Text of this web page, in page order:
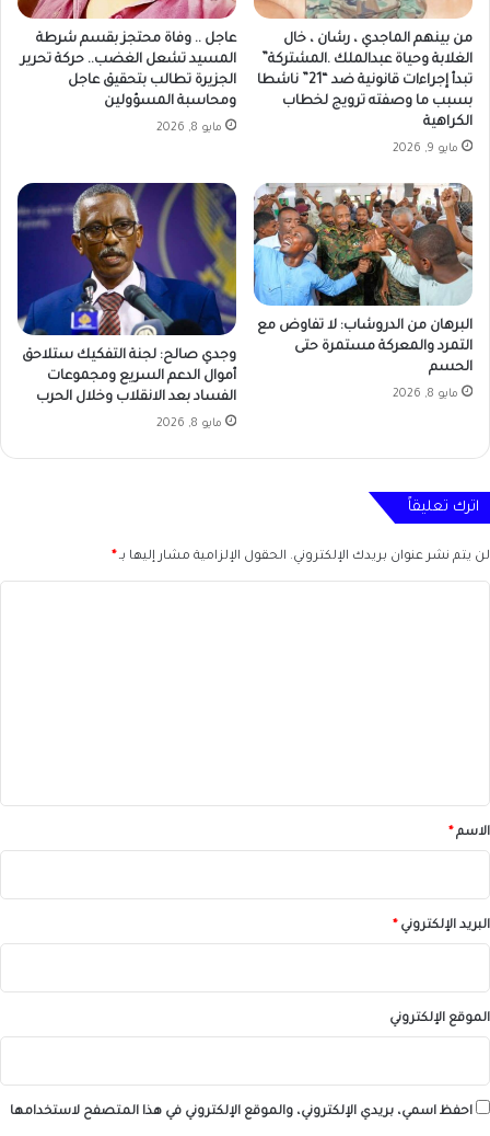
من بينهم الماجدي ، رشان ، خال
الغلابة وحياة عبدالملك .المشتركة”
تبدأ إجراءات قانونية ضد “21” ناشطا
بسبب ما وصفته ترويج لخطاب
الكراهية
مايو 9, 2026
عاجل .. وفاة محتجز بقسم شرطة
المسيد تشعل الغضب.. حركة تحرير
الجزيرة تطالب بتحقيق عاجل
ومحاسبة المسؤولين
مايو 8, 2026
البرهان من الدروشاب: لا تفاوض مع
التمرد والمعركة مستمرة حتى
الحسم
مايو 8, 2026
وجدي صالح: لجنة التفكيك ستلاحق
أموال الدعم السريع ومجموعات
الفساد بعد الانقلاب وخلال الحرب
مايو 8, 2026
اترك تعليقاً
لن يتم نشر عنوان بريدك الإلكتروني. الحقول الإلزامية مشار إليها بـ*
*الاسم*
البريد الإلكتروني*
الموقع الإلكتروني
احفظ اسمي، بريدي الإلكتروني، والموقع الإلكتروني في هذا المتصفح لاستخدامها